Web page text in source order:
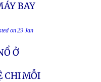
BAY
on 29 Jan
Ở
CHI MỖI